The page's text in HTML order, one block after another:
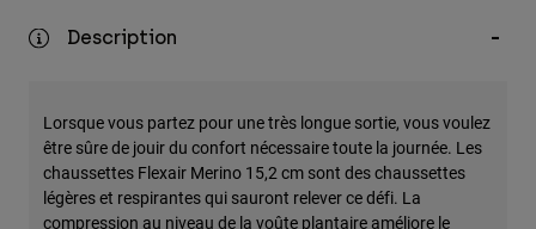
Chapeaux et Casquettes
Voir tout
Description
Lorsque vous partez pour une très longue sortie, vous voulez
être sûre de jouir du confort nécessaire toute la journée. Les
chaussettes Flexair Merino 15,2 cm sont des chaussettes
légères et respirantes qui sauront relever ce défi. La
compression au niveau de la voûte plantaire améliore le